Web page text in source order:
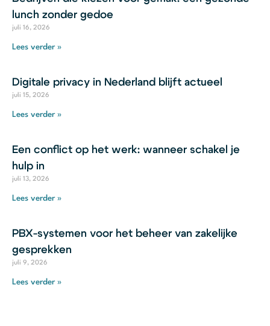
lunch zonder gedoe
juli 16, 2026
Lees verder »
Digitale privacy in Nederland blijft actueel
juli 15, 2026
Lees verder »
Een conflict op het werk: wanneer schakel je
hulp in
juli 13, 2026
Lees verder »
PBX-systemen voor het beheer van zakelijke
gesprekken
juli 9, 2026
Lees verder »